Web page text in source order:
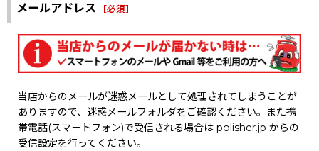
メールアドレス [必須]
当店からのメールが迷惑メールとして処理されてしまうことが
ありますので、迷惑メールフォルダをご確認ください。また携
帯電話(スマートフォン)で受信される場合は polisher.jp からの
受信設定を行ってください。